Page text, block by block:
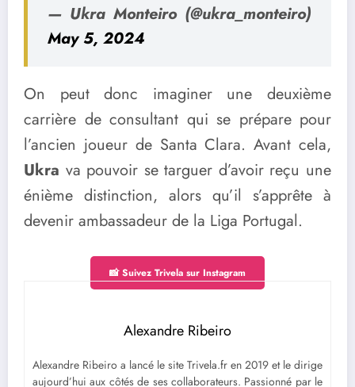
— Ukra Monteiro (@ukra_monteiro)
May 5, 2024
On peut donc imaginer une deuxième
carrière de consultant qui se prépare pour
l’ancien joueur de Santa Clara. Avant cela,
Ukra va pouvoir se targuer d’avoir reçu une
énième distinction, alors qu’il s’apprête à
devenir ambassadeur de la Liga Portugal.
📸 Suivez Trivela sur Instagram
Alexandre Ribeiro
Alexandre Ribeiro a lancé le site Trivela.fr en 2019 et le dirige
aujourd’hui aux côtés de ses collaborateurs. Passionné par le